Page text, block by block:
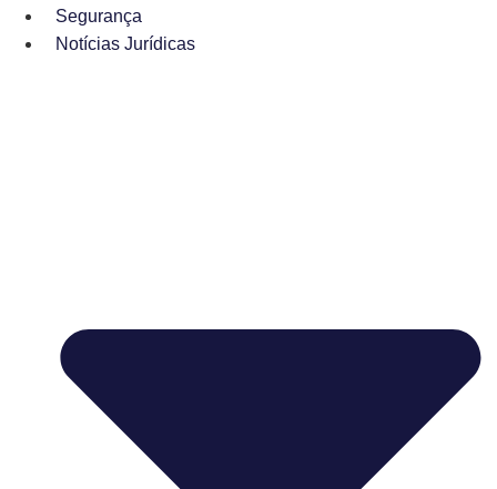
Segurança
Notícias Jurídicas